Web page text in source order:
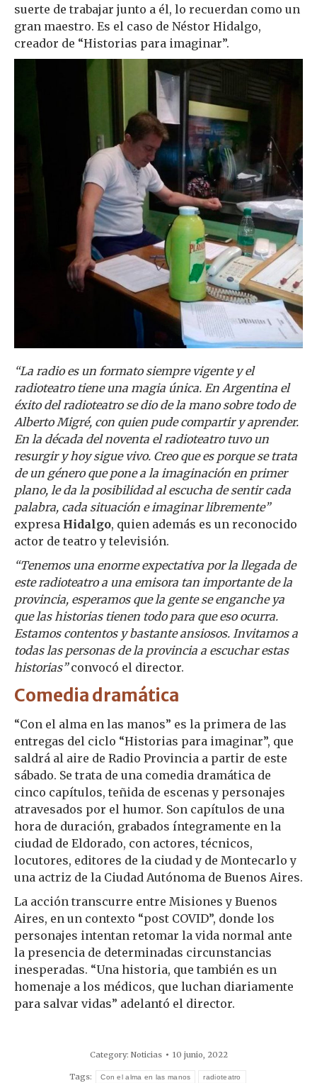
suerte de trabajar junto a él, lo recuerdan como un
gran maestro. Es el caso de Néstor Hidalgo,
creador de “Historias para imaginar”.
“La radio es un formato siempre vigente y el
radioteatro tiene una magia única. En Argentina el
éxito del radioteatro se dio de la mano sobre todo de
Alberto Migré, con quien pude compartir y aprender.
En la década del noventa el radioteatro tuvo un
resurgir y hoy sigue vivo. Creo que es porque se trata
de un género que pone a la imaginación en primer
plano, le da la posibilidad al escucha de sentir cada
palabra, cada situación e imaginar libremente”
expresa Hidalgo, quien además es un reconocido
actor de teatro y televisión.
“Tenemos una enorme expectativa por la llegada de
este radioteatro a una emisora tan importante de la
provincia, esperamos que la gente se enganche ya
que las historias tienen todo para que eso ocurra.
Estamos contentos y bastante ansiosos. Invitamos a
todas las personas de la provincia a escuchar estas
historias”convocó el director.
Comedia dramática
“Con el alma en las manos” es la primera de las
entregas del ciclo “Historias para imaginar”, que
saldrá al aire de Radio Provincia a partir de este
sábado. Se trata de una comedia dramática de
cinco capítulos, teñida de escenas y personajes
atravesados por el humor. Son capítulos de una
hora de duración, grabados íntegramente en la
ciudad de Eldorado, con actores, técnicos,
locutores, editores de la ciudad y de Montecarlo y
una actriz de la Ciudad Autónoma de Buenos Aires.
La acción transcurre entre Misiones y Buenos
Aires, en un contexto “post COVID”, donde los
personajes intentan retomar la vida normal ante
la presencia de determinadas circunstancias
inesperadas. “Una historia, que también es un
homenaje a los médicos, que luchan diariamente
para salvar vidas” adelantó el director.
Category: Noticias 10 junio, 2022
Tags: Con el alma en las manos radioteatro